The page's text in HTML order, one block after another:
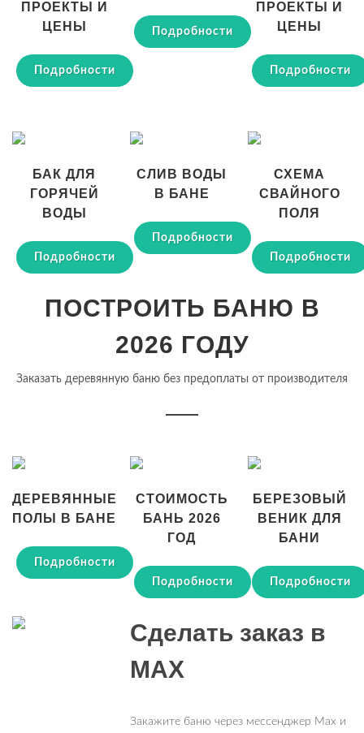
ПРОЕКТЫ И
ЦЕНЫ
Подробности
Подробности
ПРОЕКТЫ И
ЦЕНЫ
Подробности
БАК ДЛЯ
ГОРЯЧЕЙ
ВОДЫ
Подробности
СЛИВ ВОДЫ
В БАНЕ
Подробности
СХЕМА
СВАЙНОГО
ПОЛЯ
Подробности
ПОСТРОИТЬ БАНЮ В
2026 ГОДУ
Заказать деревянную баню без предоплаты от производителя
ДЕРЕВЯННЫЕ
ПОЛЫ В БАНЕ
Подробности
СТОИМОСТЬ
БАНЬ 2026
ГОД
Подробности
БЕРЕЗОВЫЙ
ВЕНИК ДЛЯ
БАНИ
Подробности
Сделать заказ в
MAX
Закажите баню через мессенджер Max и